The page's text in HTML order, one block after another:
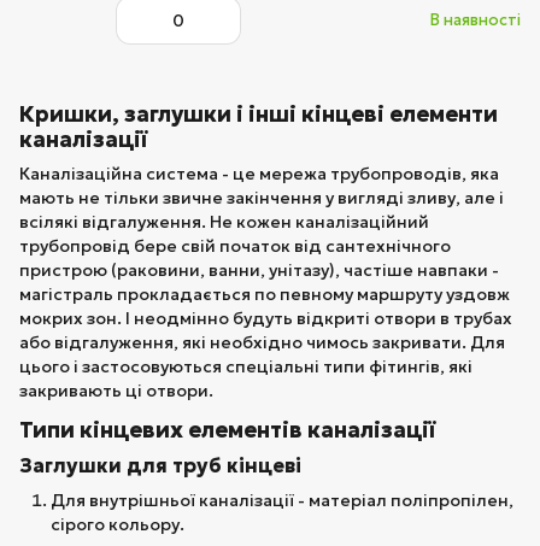
В наявності
Кришки, заглушки і інші кінцеві елементи
каналізації
Каналізаційна система - це мережа трубопроводів, яка
мають не тільки звичне закінчення у вигляді зливу, але і
всілякі відгалуження. Не кожен каналізаційний
трубопровід бере свій початок від сантехнічного
пристрою (раковини, ванни, унітазу), частіше навпаки -
магістраль прокладається по певному маршруту уздовж
мокрих зон. І неодмінно будуть відкриті отвори в трубах
або відгалуження, які необхідно чимось закривати. Для
цього і застосовуються спеціальні типи фітингів, які
закривають ці отвори.
Типи кінцевих елементів каналізації
Заглушки для труб кінцеві
Для внутрішньої каналізації - матеріал поліпропілен,
сірого кольору.